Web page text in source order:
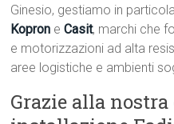
Ginesio, gestiamo in
Kopron eCasit, marchi che
e motorizzazioni ad alta
aree logistiche e ambienti
Grazie alla